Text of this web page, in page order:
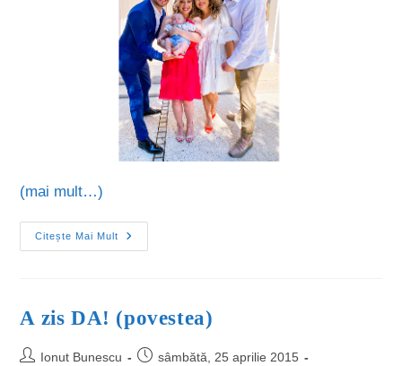
(mai mult…)
Citește Mai Mult
A zis DA! (povestea)
Ionut Bunescu
sâmbătă, 25 aprilie 2015